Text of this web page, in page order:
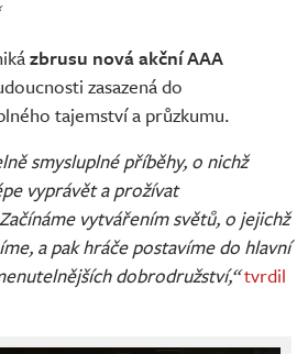
zbrusu nová akční AAA
zasazená do
tajemství a průzkumu.
smysluplné příběhy, o nichž
vyprávět a prožívat
vytvářením světů, o jejichž
a pak hráče postavíme do hlavní
dobrodružství,“tvrdil